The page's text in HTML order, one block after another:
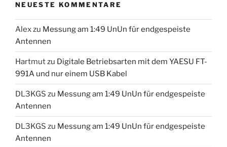
NEUESTE KOMMENTARE
Alexzu Messung am 1:49 UnUn für endgespeiste
Antennen
Hartmutzu Digitale Betriebsarten mit dem YAESU FT-
991A und nur einem USB Kabel
DL3KGS zu Messung am 1:49 UnUn für endgespeiste
Antennen
DL3KGS zu Messung am 1:49 UnUn für endgespeiste
Antennen